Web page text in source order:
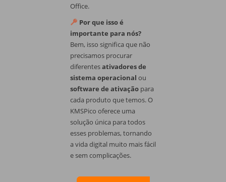
Office.
Por que isso é
importante para nós?
Bem, isso significa que não
precisamos procurar
diferentesativadores de
sistema operacional ou
software de ativação para
cada produto que temos. O
KMSPico oferece uma
solução única para todos
esses problemas, tornando
a vida digital muito mais fácil
e sem complicações.